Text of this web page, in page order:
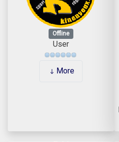
Offline
User
More